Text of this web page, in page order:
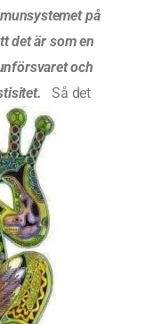
på
det är som en
och
Så det